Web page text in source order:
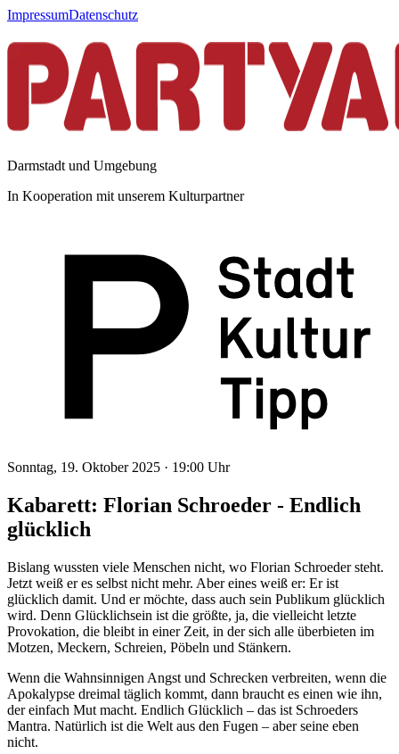
ImpressumDatenschutz
Darmstadt und Umgebung
In Kooperation mit unserem Kulturpartner
Sonntag, 19. Oktober 2025 · 19:00 Uhr
Kabarett: Florian Schroeder - Endlich
glücklich
Bislang wussten viele Menschen nicht, wo Florian Schroeder steht.
Jetzt weiß er es selbst nicht mehr. Aber eines weiß er: Er ist
glücklich damit. Und er möchte, dass auch sein Publikum glücklich
wird. Denn Glücklichsein ist die größte, ja, die vielleicht letzte
Provokation, die bleibt in einer Zeit, in der sich alle überbieten im
Motzen, Meckern, Schreien, Pöbeln und Stänkern.
Wenn die Wahnsinnigen Angst und Schrecken verbreiten, wenn die
Apokalypse dreimal täglich kommt, dann braucht es einen wie ihn,
der einfach Mut macht. Endlich Glücklich – das ist Schroeders
Mantra. Natürlich ist die Welt aus den Fugen – aber seine eben
nicht.